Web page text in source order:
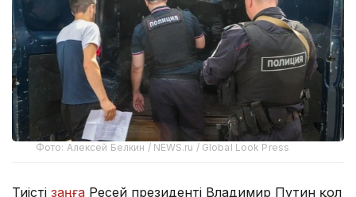
Фото: Алексей Белкин / NEWS.ru / Global Look Press
Тиісті заңға Ресей президенті Владимир Путин қол